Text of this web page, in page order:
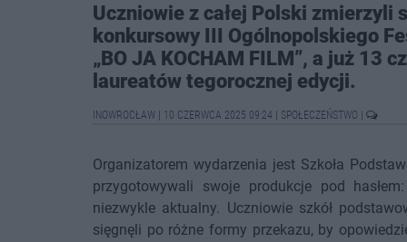
Uczniowie z całej Polski zmierzyli
konkursowy III Ogólnopolskiego
„BO JA KOCHAM FILM”, a już 13
laureatów tegorocznej edycji.
INOWROCŁAW 10 CZERWCA 2025 09:24 SPOŁECZEŃSTWO
Organizatorem wydarzenia jest Szkoła
przygotowywali swoje produkcje pod
niezwykle aktualny. Uczniowie szkół
sięgnęli po różne formy przekazu, by